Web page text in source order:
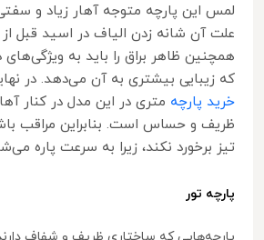
لمس این پارچه متوجه آهار زیاد و
علت آن شانه زدن الیاف در اسید قبل
همچنین ظاهر براق را باید به
که زیبایی بیشتری به آن می‌دهد. در
خرید پارچه متری در این مدل در کنار
ظریف و حساس است. بنابراین مراقب
تیز برخورد نکند، زیرا به سرعت پاره
پارچه تور